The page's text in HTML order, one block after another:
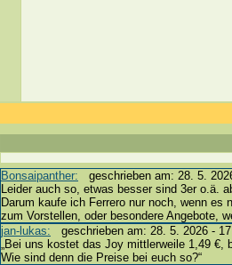
Bonsaipanther: geschrieben am: 28. 5.
Leider auch so, etwas besser sind 3er o.ä.
Darum kaufe ich Ferrero nur noch, wenn es
zum Vorstellen, oder besondere Angebote,
jan-lukas: geschrieben am: 28. 5. 2026 -
„Bei uns kostet das Joy mittlerweile 1,49 €,
Wie sind denn die Preise bei euch so?“